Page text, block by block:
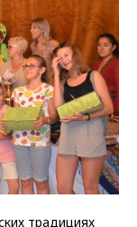
традициях